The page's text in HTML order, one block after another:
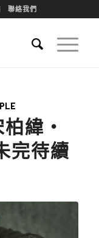
聯絡我們
緯・
完待續